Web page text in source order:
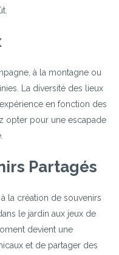
à la montagne ou
La diversité des lieux
en fonction des
opter pour une escapade
Partagés
la création de souvenirs
le jardin aux jeux de
devient une
et de partager des